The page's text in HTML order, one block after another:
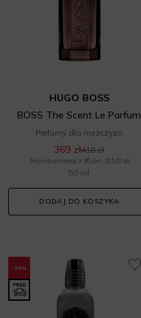
HUGO BOSS
BOSS The Scent Le Parfum
Perfumy dla mężczyzn
369 zł410 zł
Najniższa cena z 30 dni: 315,70 zł
50 ml
DODAJ DO KOSZYKA
-20%